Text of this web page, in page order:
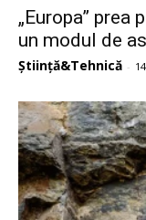
„Europa”
un modul de
Știință&Tehnică -